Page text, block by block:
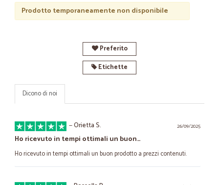
Prodotto temporaneamente non disponibile
Preferito
Etichette
Dicono di noi
26/09/2025
—Orietta S.
Ho ricevuto in tempi ottimali un buon…
Ho ricevuto in tempi ottimali un buon prodotto a prezzi contenuti.